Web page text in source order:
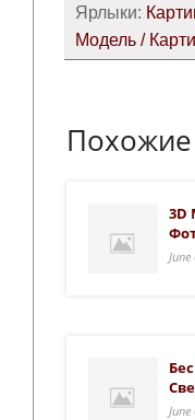
Ярлыки:
Модель /
3D